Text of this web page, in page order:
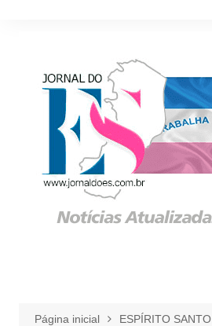
Página inicial ESPÍRITO SANTO